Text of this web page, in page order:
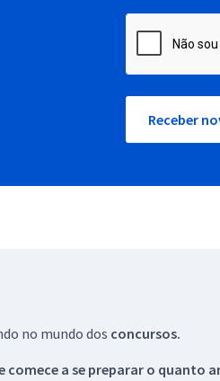
Receber
no mundo dos concursos.
comece a se preparar o quanto